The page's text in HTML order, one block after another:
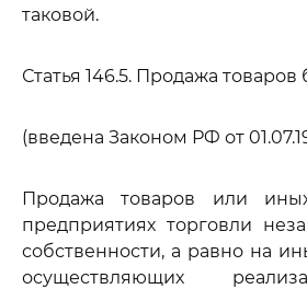
таковой.
Статья 146.5. Продажа
(введена Законом РФ от
Продажа товаров или
предприятиях торговли
собственности, а равно на
осуществляющих